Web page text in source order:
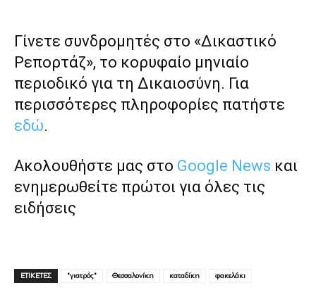
Γίνετε συνδρομητές στο «Δικαστικό
Ρεπορτάζ», το κορυφαίο μηνιαίο
περιοδικό για τη Δικαιοσύνη. Για
περισσότερες πληροφορίες πατήστε
εδώ.
Ακολουθήστε μας στο Google News και
ενημερωθείτε πρώτοι για όλες τις
ειδήσεις
ΕΤΙΚΕΤΕΣ "γιατρός" Θεσσαλονίκη καταδίκη φακελάκι